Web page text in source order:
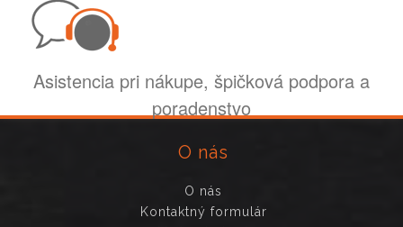
Asistencia pri nákupe, špičková podpora a
poradenstvo
O nás
O nás
Kontaktný formulár